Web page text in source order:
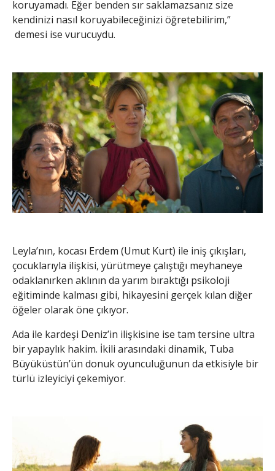
koruyamadı. Eğer benden sır saklamazsanız size
kendinizi nasıl koruyabileceğinizi öğretebilirim,”
demesi ise vurucuydu.
Leyla’nın, kocası Erdem (Umut Kurt) ile iniş çıkışları,
çocuklarıyla ilişkisi, yürütmeye çalıştığı meyhaneye
odaklanırken aklının da yarım bıraktığı psikoloji
eğitiminde kalması gibi, hikayesini gerçek kılan diğer
öğeler olarak öne çıkıyor.
Ada ile kardeşi Deniz’in ilişkisine ise tam tersine ultra
bir yapaylık hakim. İkili arasındaki dinamik, Tuba
Büyüküstün’ün donuk oyunculuğunun da etkisiyle bir
türlü izleyiciyi çekemiyor.